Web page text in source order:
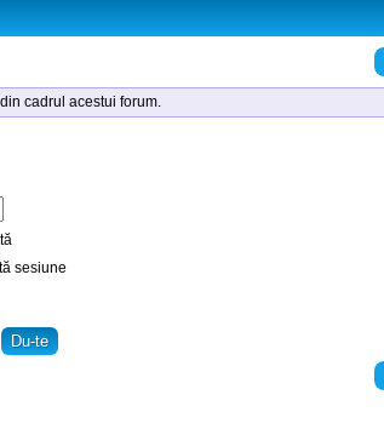
cadrul acestui forum.
sesiune